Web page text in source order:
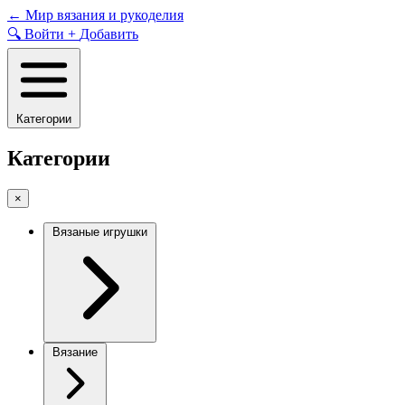
Skip
to
content
← Мир вязания и рукоделия
🔍 Войти + Добавить
Категории
Категории
×
Вязаные игрушки
Вязание